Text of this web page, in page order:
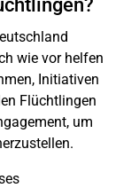
wie vor helfen
Initiativen
Flüchtlingen
um